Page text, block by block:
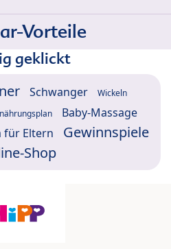
Vorteile
geklickt
Schwanger Wickeln
Baby-Massage
für Eltern
Gewinnspiele
Shop